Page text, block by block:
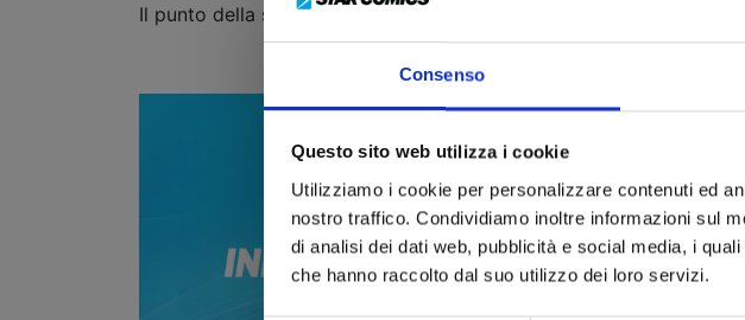
Consenso
Questo sito web utilizza i cookie
Utilizziamo i cookie per personalizzare contenuti ed
nostro traffico. Condividiamo inoltre informazioni sul
di analisi dei dati web, pubblicità e social media, i
che hanno raccolto dal suo utilizzo dei loro servizi.
Il punto della situazione per aggiornare i lettori